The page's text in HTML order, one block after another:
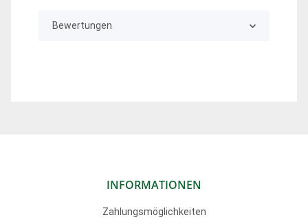
Bewertungen
INFORMATIONEN
Zahlungsmöglichkeiten